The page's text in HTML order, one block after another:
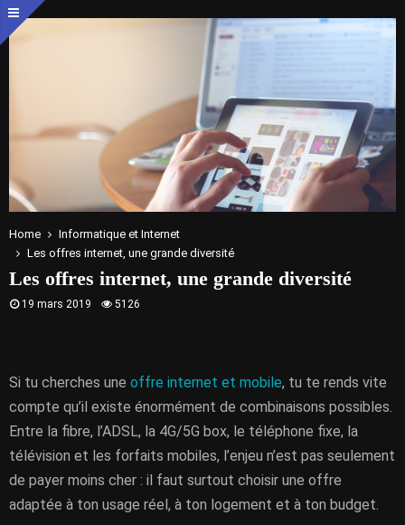
Home
Informatique et Internet
Les offres internet, une grande diversité
Les offres internet, une grande diversité
19 mars 2019 5126
Si tu cherches une offre internet et mobile, tu te rends vite
compte qu’il existe énormément de combinaisons possibles.
Entre la fibre, l’ADSL, la 4G/5G box, le téléphone fixe, la
télévision et les forfaits mobiles, l’enjeu n’est pas seulement
de payer moins cher : il faut surtout choisir une offre
adaptée à ton usage réel, à ton logement et à ton budget.